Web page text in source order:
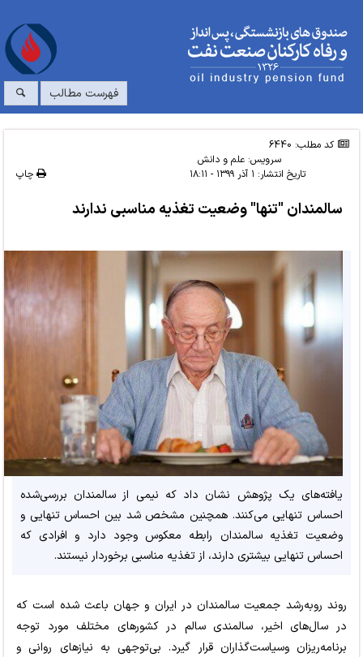
فهرست مطالب
کد مطلب: 6440
سرویس:علم و دانش
تاریخ انتشار: ۱ آذر ۱۳۹۹ - ۱۸:۱۱ چاپ
سالمندان "تنها" وضعیت تغذیه مناسبی ندارند
یافته‌های یک پژوهش نشان داد که نیمی از سالمندان بررسی‌شده
احساس تنهایی می‌کنند. همچنین مشخص شد بین احساس تنهایی و
وضعیت تغذیه سالمندان رابطه معکوس وجود دارد و افرادی که
احساس تنهایی بیشتری دارند، از تغذیه مناسبی برخوردار نیستند.
روند روبه‌رشد جمعیت سالمندان در ایران و جهان باعث شده است که
در سال‌های اخیر، سالمندی سالم در کشورهای مختلف مورد توجه
برنامه‌ریزان وسیاست‌گذاران قرار گیرد. بی‌توجهی به نیازهای روانی و